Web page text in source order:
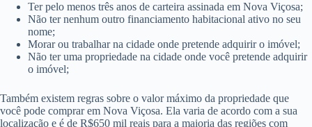
Ter pelo menos três anos de carteira assinada em Nova Viçosa;
Não ter nenhum outro financiamento habitacional ativo no seu
nome;
Morar ou trabalhar na cidade onde pretende adquirir o imóvel;
Não ter uma propriedade na cidade onde você pretende adquirir
o imóvel;
Também existem regras sobre o valor máximo da propriedade que
você pode comprar em Nova Viçosa. Ela varia de acordo com a sua
localização e é de R$650 mil reais para a maioria das regiões com